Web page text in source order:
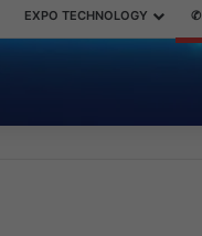
EXPO TECHNOLOGY ✆